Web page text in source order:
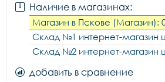
Наличие в магазинах:
Магазин в Пскове (Магазин):
Склад №1 интернет-магазин
Склад №2 интернет-магазин
добавить в сравнение